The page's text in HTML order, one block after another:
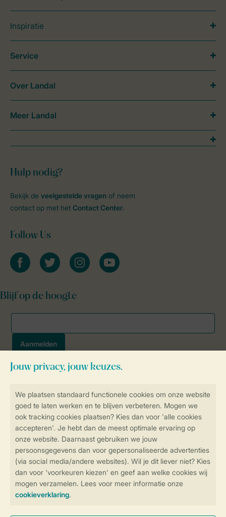
Controle over jouw gegevens &
privacy
SSL certificaat
Veilige gegevensoverdracht
Veilige betaling
Inspiratie
Hulp nodig?
Bekijk de veelgestelde vragen of neem
contact op met het Contact Center.
Follow Us
facebooktwitter instagramyoutube
Blijf op de hoogte
Service
Over Landal
Meer Landal